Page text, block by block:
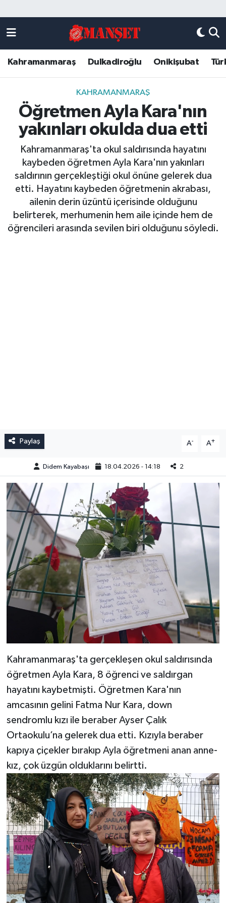
Kahramanmaraş Dulkadiroğlu Onikişubat
KAHRAMANMARAŞ
Öğretmen Ayla Kara'nın
yakınları okulda dua etti
Kahramanmaraş'ta okul saldırısında hayatını
kaybeden öğretmen Ayla Kara'nın yakınları
saldırının gerçekleştiği okul önüne gelerek dua
etti. Hayatını kaybeden öğretmenin akrabası,
ailenin derin üzüntü içerisinde olduğunu
belirterek, merhumenin hem aile içinde hem de
öğrencileri arasında sevilen biri olduğunu söyledi.
Paylaş A- A+
Didem Kayabaşı 18.04.2026 - 14:18 2
Kahramanmaraş'ta gerçekleşen okul saldırısında
öğretmen Ayla Kara, 8 öğrenci ve saldırgan
hayatını kaybetmişti. Öğretmen Kara'nın
amcasının gelini Fatma Nur Kara, down
sendromlu kızı ile beraber Ayser Çalık
Ortaokulu’na gelerek dua etti. Kızıyla beraber
kapıya çiçekler bırakıp Ayla öğretmeni anan anne-
kız, çok üzgün olduklarını belirtti.
DULKADİROĞLU
KAHRAMANMARAŞ
ONİKİŞUBAT
Künye
Kahramanmaraş Nöbetçi Eczaneler
Kahramanmaraş Hava Durumu
Kahramanmaraş Trafik Yoğunluk Haritası
Süper Lig Puan Durumu ve Fikstür
Son Dakika Haberleri
Haber Arşivi